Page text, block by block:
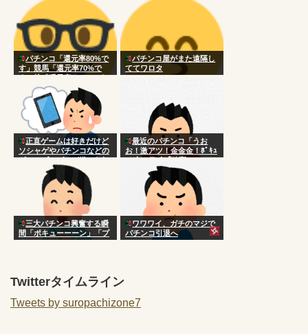
パチンコ「還元率80%で
す」競馬「還元率70%で
す」株「還元率105％です
パチンコ屋がまた遠隔し
ててワロタ
正直ゲームは好きだけど
ソシャゲやパチンコなどの
ギャンブルゲーが嫌いな奴
最近のパチンコ「うお
お！激アツ！金金金！ﾎﾟｷｭ
ｰﾝ！」ワイ「確変か？」
三大パチンコ興奮する瞬
間「ポキューーーン」「プ
チュン！！！！…」
ワワワイ、ガチのマジで
パチンコ引退へ
Twitterタイムライン
Tweets by suropachizone7